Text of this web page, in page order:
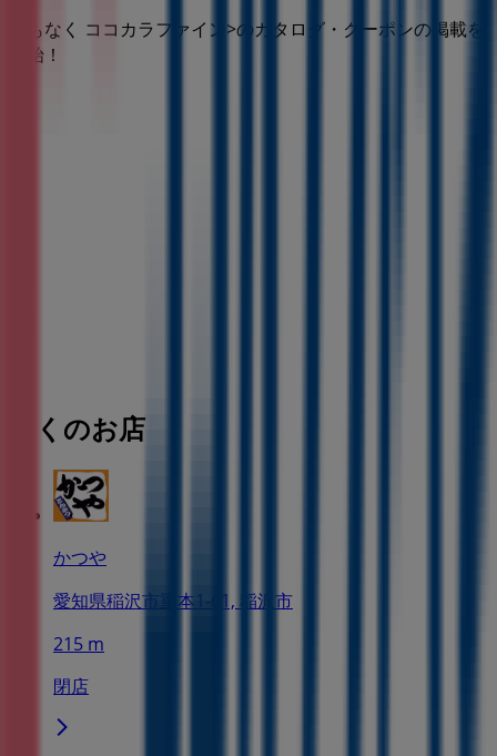
まもなく ココカラファイン>のカタログ・クーポンの掲載を
開始！
近くのお店
かつや
愛知県稲沢市重本1-61, 稲沢市
215 m
閉店